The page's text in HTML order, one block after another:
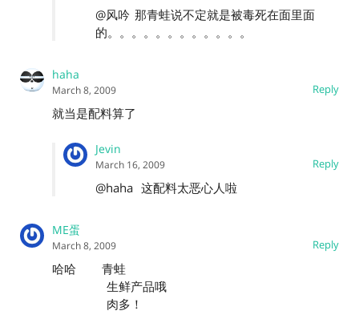
@风吟 那青蛙说不定就是被毒死在面里面
的。。。。。。。。。。。。
haha
Reply
March 8, 2009
就当是配料算了
Jevin
Reply
March 16, 2009
@haha 这配料太恶心人啦
ME蛋
Reply
March 8, 2009
哈哈 青蛙
生鲜产品哦
肉多！